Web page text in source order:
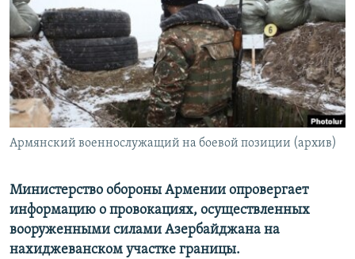
АРХИВ
Հայերեն
English
Русский
Все сайты Радио Азатутюн
Армянский военнослужащий на боевой позиции (архив)
Министерство обороны Армении опровергает
информацию о провокациях, осуществленных
вооруженными силами Азербайджана на
нахиджеванском участке границы.